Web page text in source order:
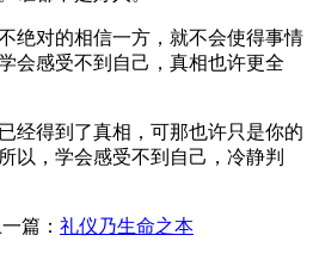
绝对的相信一方，就不会使得事情
会感受不到自己，真相也许更全
经得到了真相，可那也许只是你的
以，学会感受不到自己，冷静判
一篇： 礼仪乃生命之本